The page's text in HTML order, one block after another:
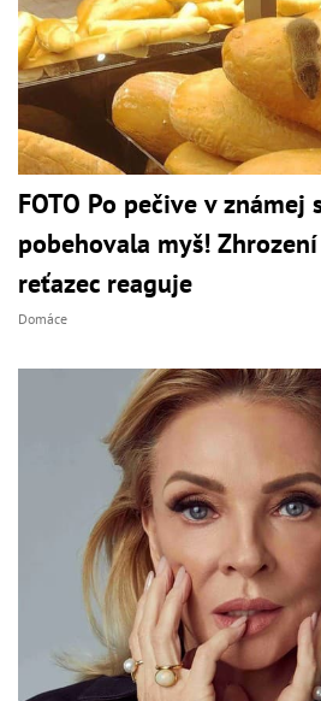
FOTO Po pečive v
pobehovala myš!
reťazec reaguje
Domáce